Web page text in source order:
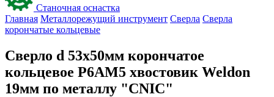
Станочная оснастка
Главная Металлорежущий инструмент Сверла Сверла
корончатые кольцевые
Сверло d 53х50мм корончатое
кольцевое Р6АМ5 хвостовик Weldon
19мм по металлу "CNIC"